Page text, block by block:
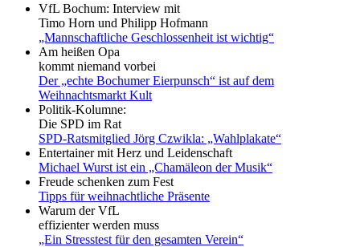
VfL Bochum: Interview mit
Timo Horn und Philipp Hofmann
„Mannschaftliche Geschlossenheit ist wichtig“
Am heißen Opa
kommt niemand vorbei
Der „echte Bochumer Eierpunsch“ ist auf dem
Weihnachtsmarkt Kult
Politik-Kolumne:
Die SPD im Rat
SPD-Ratsmitglied Jörg Czwikla: „Wahlplakate“
Entertainer mit Herz und Leidenschaft
Michael Wurst ist ein „Chamäleon der Musik“
Freude schenken zum Fest
Tipps für weihnachtliche Präsente
Warum der VfL
effizienter werden muss
„Ein Stresstest für den gesamten Verein“